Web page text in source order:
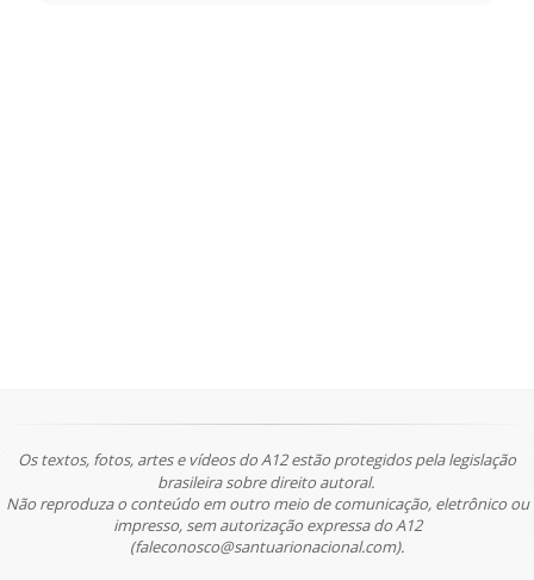
Os textos, fotos, artes e vídeos do A12 estão protegidos pela legislação
brasileira sobre direito autoral.
Não reproduza o conteúdo em outro meio de comunicação, eletrônico ou
impresso, sem autorização expressa do A12
(faleconosco@santuarionacional.com).